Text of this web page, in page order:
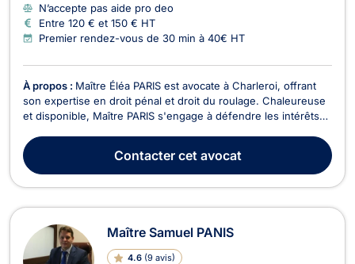
N’accepte pas aide pro deo
Entre 120 € et 150 € HT
Premier rendez-vous de 30 min à 40€ HT
À propos : Maître Éléa PARIS est avocate à Charleroi, offrant
son expertise en droit pénal et droit du roulage. Chaleureuse
et disponible, Maître PARIS s'engage à défendre les intérêts
l'importance de chaque dossier et met un point d'honneur à
assurer le bien-être de ses clients ...
Contactercet avocat
Maître Samuel PANIS
4.6 (9 avis)